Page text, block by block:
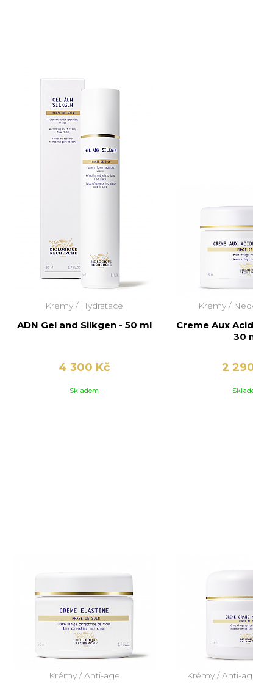
Krémy / Hydratace
ADN Gel and Silkgen - 50 ml
4 300 Kč
Skladem
Krémy /
Creme Aux
30
2
Krémy /Anti-age Krémy /Anti-